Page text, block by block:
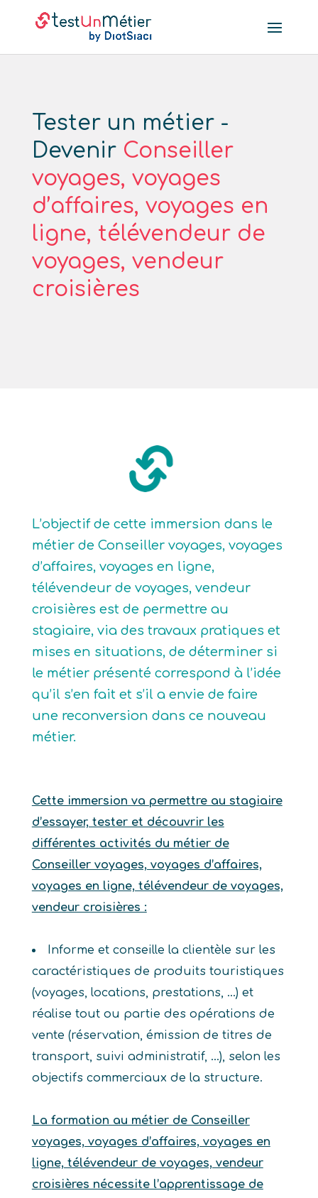
Tester un métier -
Devenir Conseiller
voyages, voyages
d’affaires, voyages en
ligne, télévendeur de
voyages, vendeur
croisières
L’objectif de cette immersion dans le
métier de Conseiller voyages, voyages
d’affaires, voyages en ligne,
télévendeur de voyages, vendeur
croisières est de permettre au
stagiaire, via des travaux pratiques et
mises en situations, de déterminer si
le métier présenté correspond à l’idée
qu’il s’en fait et s’il a envie de faire
une reconversion dans ce nouveau
métier.
Cette immersion va permettre au stagiaire
d’essayer, tester et découvrir les
différentes activités du métier de
Conseiller voyages, voyages d’affaires,
voyages en ligne, télévendeur de voyages,
vendeur croisières :
Informe et conseille la clientèle sur les
caractéristiques de produits touristiques
(voyages, locations, prestations, …) et
réalise tout ou partie des opérations de
vente (réservation, émission de titres de
transport, suivi administratif, …), selon les
objectifs commerciaux de la structure.
La formation au métier de Conseiller
voyages, voyages d’affaires, voyages en
ligne, télévendeur de voyages, vendeur
croisières nécessite l’apprentissage de